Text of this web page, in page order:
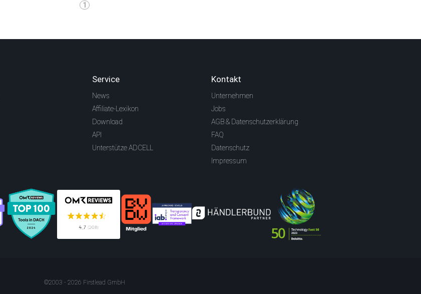
1
Service
News
Affiliate-Lexikon
Download
API
Unterstütze ADCELL
Kontakt
Unternehmen
Jobs
AGB & Datenschutzerklärung
FAQ
Datenschutz
Impressum
©2003 - 2026 Firstlead GmbH